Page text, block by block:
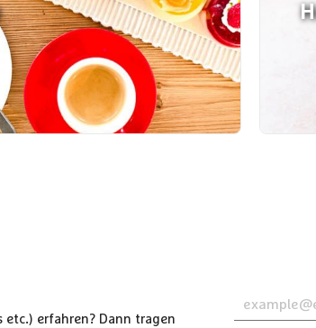
etc.) erfahren? Dann tragen